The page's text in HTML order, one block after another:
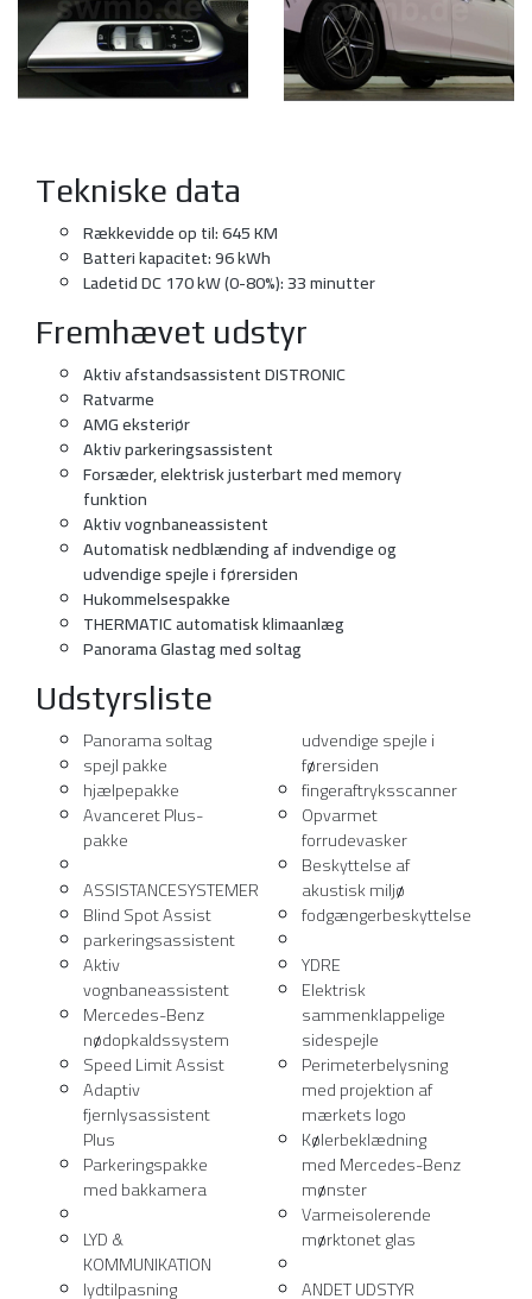
Tekniske data
Rækkevidde op til: 645 KM
Batteri kapacitet: 96 kWh
Ladetid DC 170 kW (0-80%): 33 minutter
Fremhævet udstyr
Aktiv afstandsassistent DISTRONIC
Ratvarme
AMG eksteriør
Aktiv parkeringsassistent
Forsæder, elektrisk justerbart med memory
funktion
Aktiv vognbaneassistent
Automatisk nedblænding af indvendige og
udvendige spejle i førersiden
Hukommelsespakke
THERMATIC automatisk klimaanlæg
Panorama Glastag med soltag
Udstyrsliste
Panorama soltag
spejl pakke
hjælpepakke
Avanceret Plus-
pakke
ASSISTANCESYSTEMER
Blind Spot Assist
parkeringsassistent
Aktiv
vognbaneassistent
Mercedes-Benz
nødopkaldssystem
Speed ​​​​Limit Assist
Adaptiv
fjernlysassistent
Plus
Parkeringspakke
med bakkamera
LYD &
KOMMUNIKATION
lydtilpasning
udvendige spejle i
førersiden
fingeraftryksscanner
Opvarmet
forrudevasker
Beskyttelse af
akustisk miljø
fodgængerbeskyttelse
YDRE
Elektrisk
sammenklappelige
sidespejle
Perimeterbelysning
med projektion af
mærkets logo
Kølerbeklædning
med Mercedes-Benz
mønster
Varmeisolerende
mørktonet glas
ANDET UDSTYR